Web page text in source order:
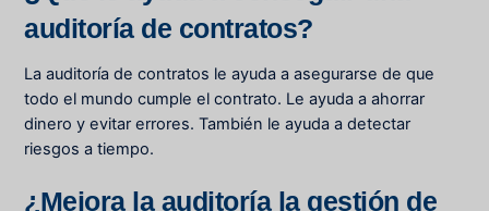
auditoría de contratos?
La auditoría de contratos le ayuda a asegurarse de que
todo el mundo cumple el contrato. Le ayuda a ahorrar
dinero y evitar errores. También le ayuda a detectar
riesgos a tiempo.
¿Mejora la auditoría la gestión de